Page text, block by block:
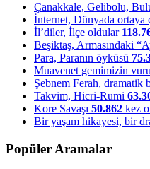
Çanakkale, Gelibolu,
İnternet, Dünyada ortaya
İl’diler, İlçe oldular
Beşiktaş, Armasındaki
Para, Paranın öyküsü
Muavenet gemimizin
Şebnem Ferah, dramatik
Takvim, Hicri-Rumi
Kore Savaşı 50.862 kez
Bir yaşam hikayesi, bir
Popüler Aramalar